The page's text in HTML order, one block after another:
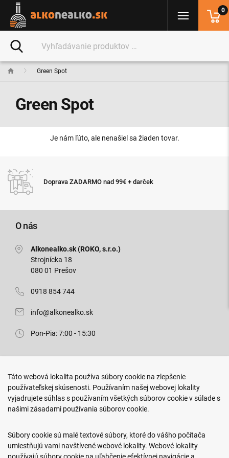
Green Spot
Green Spot
Je nám ľúto, ale nenašiel sa žiaden tovar.
nad 99€ + darček
O nás
Alkonealko.sk (ROKO, s.r.o.)
Strojnícka 18
080 01 Prešov
0918 854 744
info@alkonealko.sk
Pon-Pia: 7:00 - 15:30
Arm. gen. Svobodu 23/A
080 01 Prešov
0917 466 578
sekcovpredajna@doroka.sk
Pon-Ned: 9:00 - 20:00
0
Táto webová lokalita používa súbory cookie na zlepšenie
používateľskej skúsenosti. Používaním našej webovej lokality
vyjadrujete súhlas s používaním všetkých súborov cookie v súlade s
našimi zásadami používania súborov cookie.
Súbory cookie sú malé textové súbory, ktoré do vášho počítača
umiestňujú vami navštívené webové lokality. Webové lokality
používajú súbory cookie na uľahčenie efektívnej navigácie a